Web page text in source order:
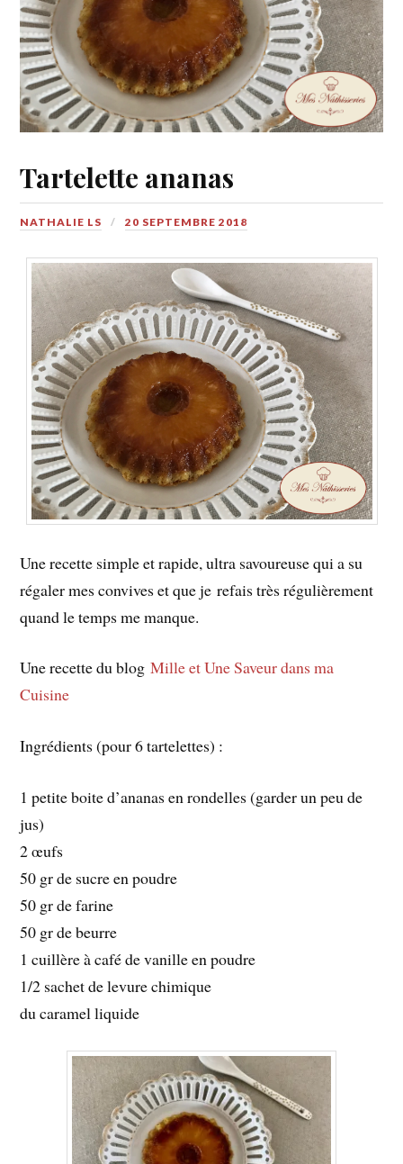
Tartelette ananas
NATHALIE LS 20 SEPTEMBRE 2018
Une recette simple et rapide, ultra savoureuse qui a su
régaler mes convives et que je refais très régulièrement
quand le temps me manque.
Une recette du blogMille et Une Saveur dans ma
Cuisine
Ingrédients (pour 6 tartelettes) :
1 petite boite d’ananas en rondelles (garder un peu de
jus)
2 œufs
50 gr de sucre en poudre
50 gr de farine
50 gr de beurre
1 cuillère à café de vanille en poudre
1/2 sachet de levure chimique
du caramel liquide